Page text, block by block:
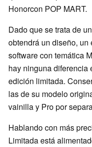
Honorcon POP MART.
Dado que se trata de
obtendrá un diseño,
software con temática
hay ninguna diferencia
edición limitada.
las de su modelo
vainilla y Pro por
Hablando con más
Limitada está